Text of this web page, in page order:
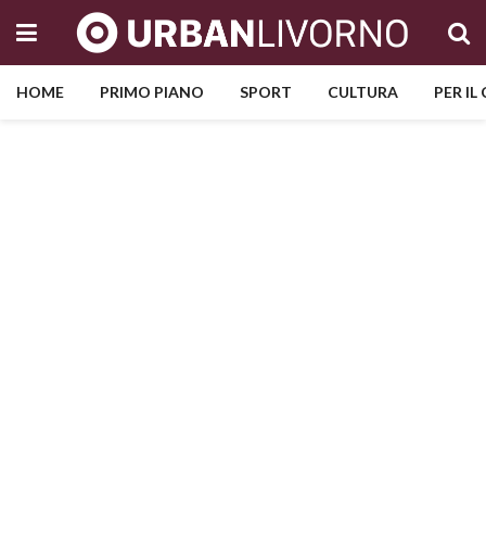
HOME PRIMO PIANO SPORT CULTURA PER